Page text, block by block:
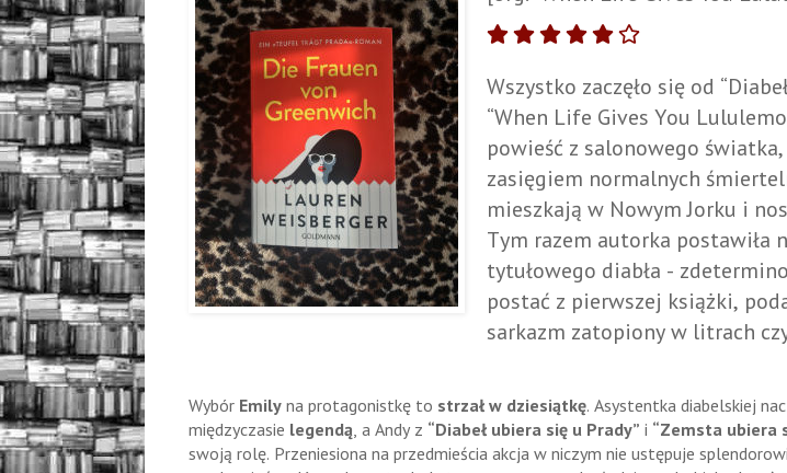
Wszystko zaczęło się od
“When Life Gives You
powieść z salonowego
zasięgiem normalnych
mieszkają w Nowym Jorku i
Tym razem autorka postawiła
tytułowego diabła -
postać z pierwszej książki,
sarkazm zatopiony w litrach
Wybór Emily na protagonistkę to strzał w dziesiątkę. Asystentka diabelskiej
międzyczasie legendą , a Andy z “Diabeł ubiera się u Prady” i “Zemsta ubiera
swoją rolę. Przeniesiona na przedmieścia akcja w niczym nie ustępuje